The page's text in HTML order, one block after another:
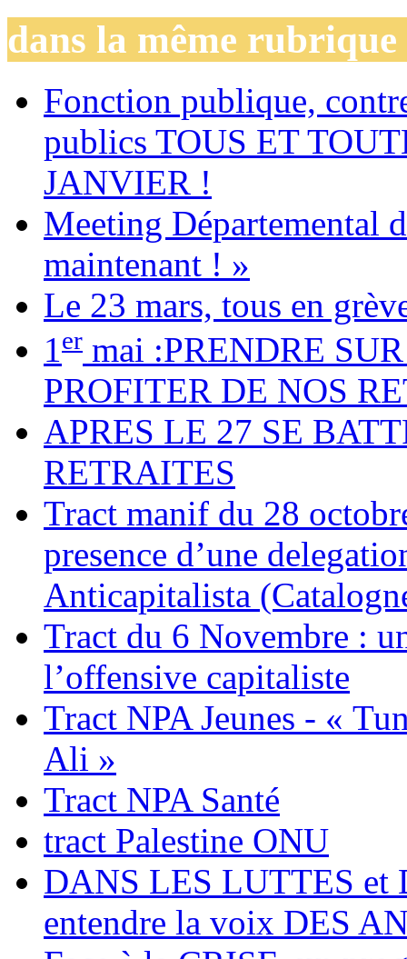
dans la même rubrique
Fonction publique,
publics TOUS ET
JANVIER !
Meeting Départemental
maintenant ! »
Le 23 mars, tous en
1er mai :PRENDRE
PROFITER DE NOS
APRES LE 27 SE
RETRAITES
Tract manif du 28
presence d’une
Anticapitalista
Tract du 6 Novembre :
l’offensive capitaliste
Tract NPA Jeunes - «
Ali »
Tract NPA Santé
tract Palestine ONU
DANS LES LUTTES et
entendre la voix DES